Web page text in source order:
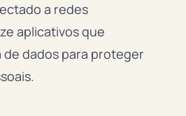
a redes
aplicativos que
dados para proteger